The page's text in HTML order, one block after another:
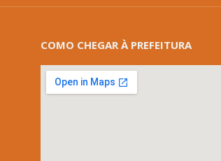
COMO CHEGAR À PREFEITURA